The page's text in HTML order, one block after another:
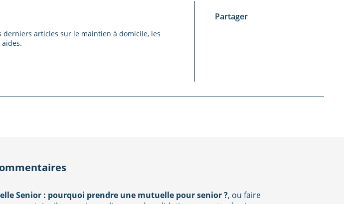
derniers articles sur le maintien à domicile, les
Partager
Senior : pourquoi prendre une mutuelle pour senior ?, ou faire